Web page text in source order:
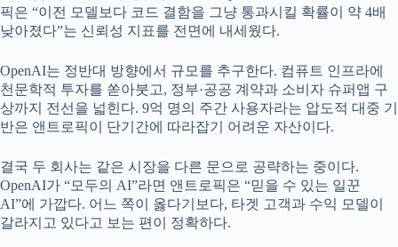
픽은 “이전 모델보다 코드 결함을 그냥 통과시킬 확률이 약 4배
낮아졌다”는 신뢰성 지표를 전면에 내세웠다.
OpenAI는 정반대 방향에서 규모를 추구한다. 컴퓨트 인프라에
천문학적 투자를 쏟아붓고, 정부·공공 계약과 소비자 슈퍼앱 구
상까지 전선을 넓힌다. 9억 명의 주간 사용자라는 압도적 대중 기
반은 앤트로픽이 단기간에 따라잡기 어려운 자산이다.
결국 두 회사는 같은 시장을 다른 문으로 공략하는 중이다.
OpenAI가 “모두의 AI”라면 앤트로픽은 “믿을 수 있는 일꾼
AI”에 가깝다. 어느 쪽이 옳다기보다, 타겟 고객과 수익 모델이
갈라지고 있다고 보는 편이 정확하다.